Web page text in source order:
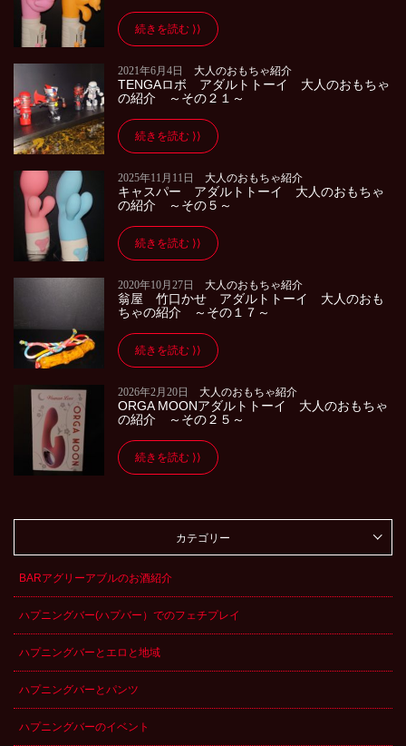
続きを読む
2021年6月4日 大人のおもちゃ紹介
TENGAロボ アダルトトーイ 大人のおもちゃ
の紹介 ～その２１～
続きを読む
2025年11月11日 大人のおもちゃ紹介
キャスパー アダルトトーイ 大人のおもちゃ
の紹介 ～その５～
続きを読む
2020年10月27日 大人のおもちゃ紹介
翁屋 竹口かせ アダルトトーイ 大人のおも
ちゃの紹介 ～その１７～
続きを読む
2026年2月20日 大人のおもちゃ紹介
ORGA MOONアダルトトーイ 大人のおもちゃ
の紹介 ～その２５～
続きを読む
カテゴリー
BARアグリーアブルのお酒紹介
ハプニングバー(ハプバー）でのフェチプレイ
ハプニングバーとエロと地域
ハプニングバーとパンツ
ハプニングバーのイベント